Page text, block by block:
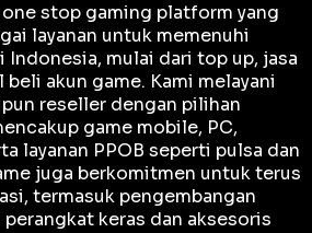
one stop gaming platform yang
layanan untuk memenuhi
Indonesia, mulai dari top up, jasa
akun game. Kami melayani
reseller dengan pilihan
game mobile, PC,
layanan PPOB seperti pulsa dan
juga berkomitmen untuk terus
termasuk pengembangan
keras dan aksesoris